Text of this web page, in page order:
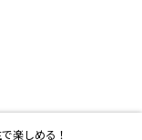
楽しめる！